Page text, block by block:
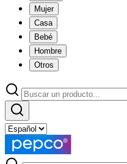
Mujer
Casa
Bebé
Hombre
Otros